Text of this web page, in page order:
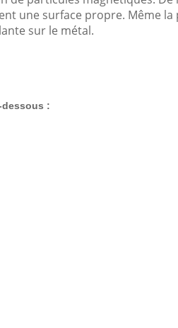
une surface propre. Même
sur le métal.
: